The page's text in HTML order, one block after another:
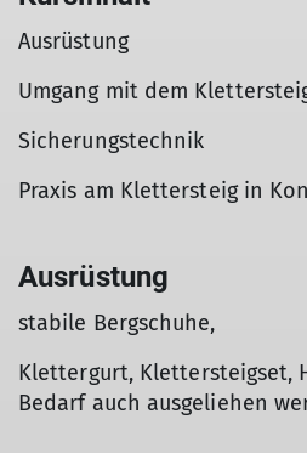
Ausrüstung
Umgang mit dem
Sicherungstechnik
Praxis am Klettersteig in
Ausrüstung
stabile Bergschuhe,
Klettergurt, Klettersteigset,
Bedarf auch ausgeliehen